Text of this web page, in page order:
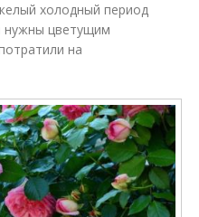
холодный период
нужны цветущим
на